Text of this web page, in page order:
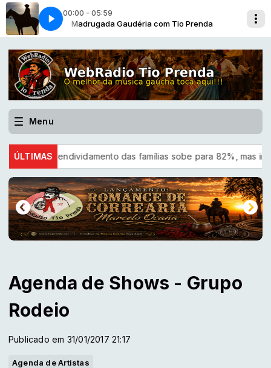
00:00 - 05:59
Madrugada Gaudéria com Tio Prenda
Correa-2019] orelhao da fronteira [Grupo Rodeio-Joao Luiz Correa-
Menu
ÚLTIMAS
CNC: endividamento das famílias sobe para 82%, mas
Agenda de Shows - Grupo
Rodeio
Publicado em 31/01/2017 21:17
Agenda de Artistas